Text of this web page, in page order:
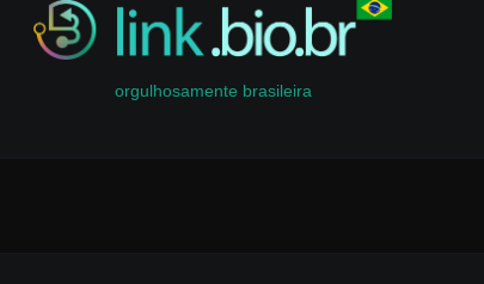
orgulhosamente brasileira